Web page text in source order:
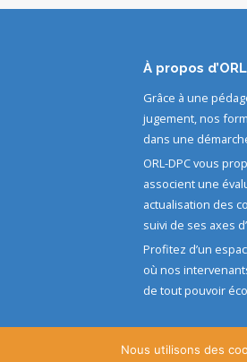
À propos
Grâce à une
jugement, nos
dans une
ORL-DPC vous
associent une
actualisation des
suivi de ses axes
Profitez d’un
où nos
de tout pouvoir
Nous utilisons des